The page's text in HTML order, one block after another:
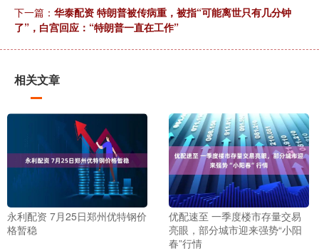
下一篇： 华泰配资 特朗普被传病重，被指“可能离世只有几分钟
了”，白宫回应：“特朗普一直在工作”
相关文章
永利配资 7月25日郑州优特钢价
格暂稳
优配速至 一季度楼市存量交易
亮眼，部分城市迎来强势“小阳
春”行情